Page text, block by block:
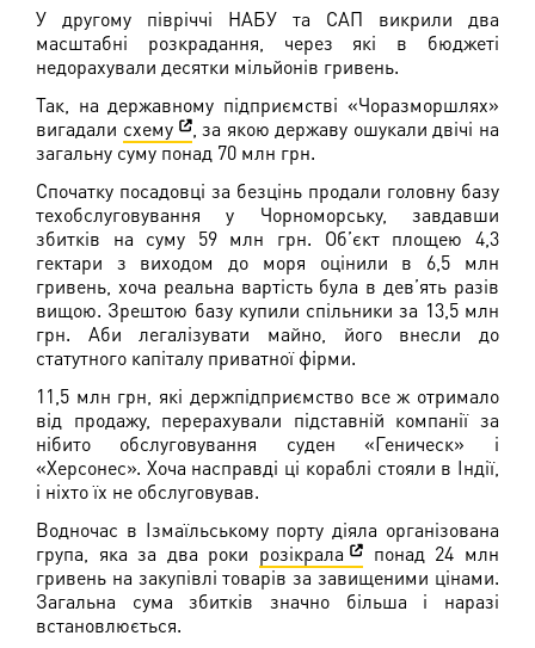
У другому півріччі НАБУ та САП викрили два
масштабні розкрадання, через які в бюджеті
недорахували десятки мільйонів гривень.
Так, на державному підприємстві «Чоразморшлях»
вигадали схему
, за якою державу ошукали двічі на
загальну суму понад 70 млн грн.
Спочатку посадовці за безцінь продали головну базу
техобслуговування у Чорноморську, завдавши
збитків на суму 59 млн грн. Об’єкт площею 4,3
гектари з виходом до моря оцінили в 6,5 млн
гривень, хоча реальна вартість була в дев’ять разів
вищою. Зрештою базу купили спільники за 13,5 млн
грн. Аби легалізувати майно, його внесли до
статутного капіталу приватної фірми.
11,5 млн грн, які держпідприємство все ж отримало
від продажу, перерахували підставній компанії за
нібито обслуговування суден «Геническ» і
«Херсонес». Хоча насправді ці кораблі стояли в Індії,
і ніхто їх не обслуговував.
Водночас в Ізмаїльському порту діяла організована
група, яка за два роки розікрала
понад 24 млн
гривень на закупівлі товарів за завищеними цінами.
Загальна сума збитків значно більша і наразі
встановлюється.